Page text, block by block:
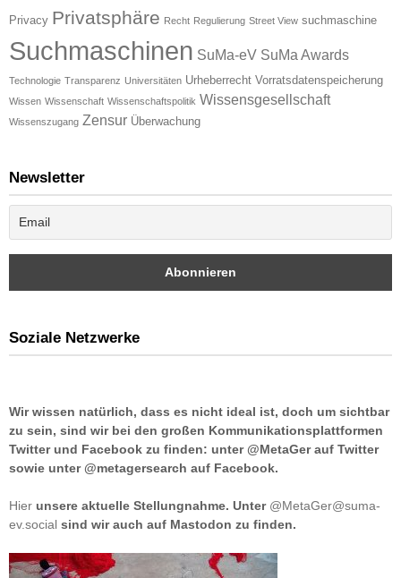
Privacy Privatsphäre Recht Regulierung Street View suchmaschine
Suchmaschinen SuMa-eV SuMa Awards
Technologie Transparenz Universitäten Urheberrecht Vorratsdatenspeicherung
Wissen Wissenschaft Wissenschaftspolitik Wissensgesellschaft
Wissenszugang Zensur Überwachung
Newsletter
Soziale Netzwerke
Wir wissen natürlich, dass es nicht ideal ist, doch um sichtbar
zu sein, sind wir bei den großen Kommunikationsplattformen
Twitter und Facebook zu finden: unter @MetaGer auf Twitter
sowie unter @metagersearch auf Facebook.
Hier unsere aktuelle Stellungnahme. Unter @MetaGer@suma-
ev.social sind wir auch auf Mastodon zu finden.